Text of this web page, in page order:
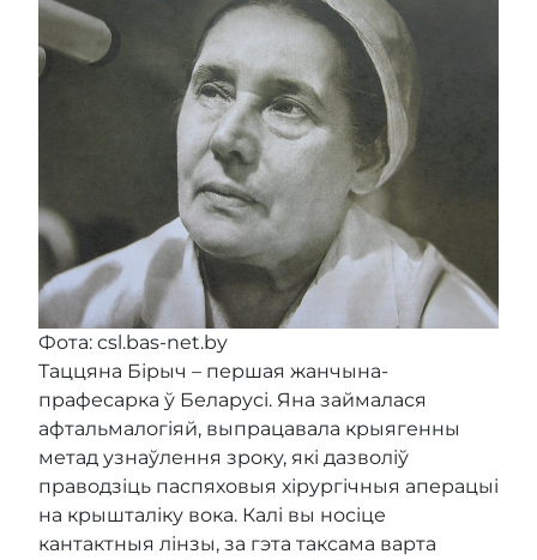
Фота: csl.bas-net.by
Таццяна Бірыч – першая жанчына-
прафесарка ў Беларусі. Яна займалася
афтальмалогіяй, выпрацавала крыягенны
метад узнаўлення зроку, які дазволіў
праводзіць паспяховыя хірургічныя аперацыі
на крышталіку вока. Калі вы носіце
кантактныя лінзы, за гэта таксама варта